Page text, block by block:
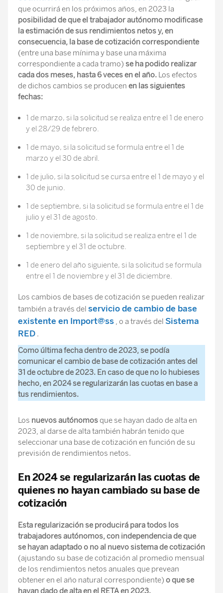
que ocurrirá en los próximos años, en 2023 la
posibilidad de que el trabajador autónomo modificase
la estimación de sus rendimientos netos y, en
consecuencia, la base de cotización correspondiente
(entre una base mínima y base una máxima
correspondiente a cada tramo) se ha podido realizar
cada dos meses, hasta 6 veces en el año. Los efectos
de dichos cambios se producen en las siguientes
fechas:
1 de marzo, si la solicitud se realiza entre el 1 de enero
y el 28/29 de febrero.
1 de mayo, si la solicitud se formula entre el 1 de
marzo y el 30 de abril.
1 de julio, si la solicitud se cursa entre el 1 de mayo y el
30 de junio.
1 de septiembre, si la solicitud se formula entre el 1 de
julio y el 31 de agosto.
1 de noviembre, si la solicitud se realiza entre el 1 de
septiembre y el 31 de octubre.
1 de enero del año siguiente, si la solicitud se formula
entre el 1 de noviembre y el 31 de diciembre.
Los cambios de bases de cotización se pueden realizar
también a través del servicio de cambio de base
existente en Import@ss , o a través del Sistema
RED .
Como última fecha dentro de 2023, se podía
comunicar el cambio de base de cotización antes del
31 de octubre de 2023. En caso de que no lo hubieses
hecho, en 2024 se regularizarán las cuotas en base a
tus rendimientos.
Los nuevos autónomosque se hayan dado de alta en
2023, al darse de alta también habrán tenido que
seleccionar una base de cotización en función de su
previsión de rendimientos netos.
En 2024 se regularizarán las cuotas de
quienes no hayan cambiado su base de
cotización
Esta regularización se producirá para todos los
trabajadores autónomos, con independencia de que
se hayan adaptado o no al nuevo sistema de cotización
(ajustando su base de cotización al promedio mensual
de los rendimientos netos anuales que prevean
obtener en el año natural correspondiente) o que se
hayan dado de alta en el RETA en 2023.